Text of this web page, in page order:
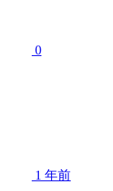
0
1 年前